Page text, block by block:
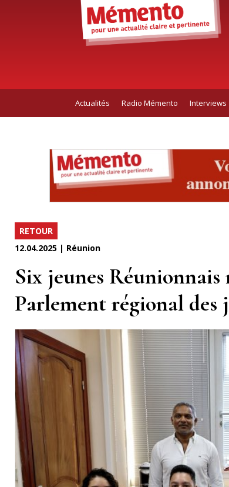
Actualités Radio Mémento Interviews
RETOUR
12.04.2025 | Réunion
Six jeunes
Parlement régional des